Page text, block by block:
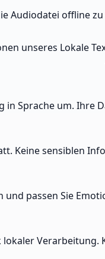
Audiodatei offline
unseres Lokale
Sprache um. Ihre
Keine sensiblen
und passen Sie